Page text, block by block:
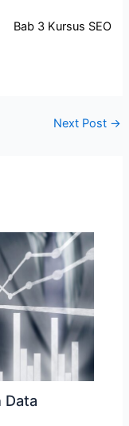
Bab 3 Kursus SEO
Next Post →
Data